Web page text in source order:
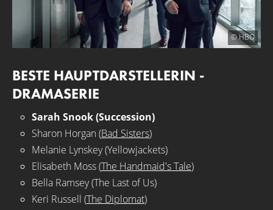
© HBO
BESTE HAUPTDARSTELLERIN -
DRAMASERIE
Sarah Snook (Succession)
Sharon Horgan (Bad Sisters)
Melanie Lynskey (Yellowjackets)
Elisabeth Moss (The Handmaid's Tale)
Bella Ramsey (The Last of Us)
Keri Russell (The Diplomat)